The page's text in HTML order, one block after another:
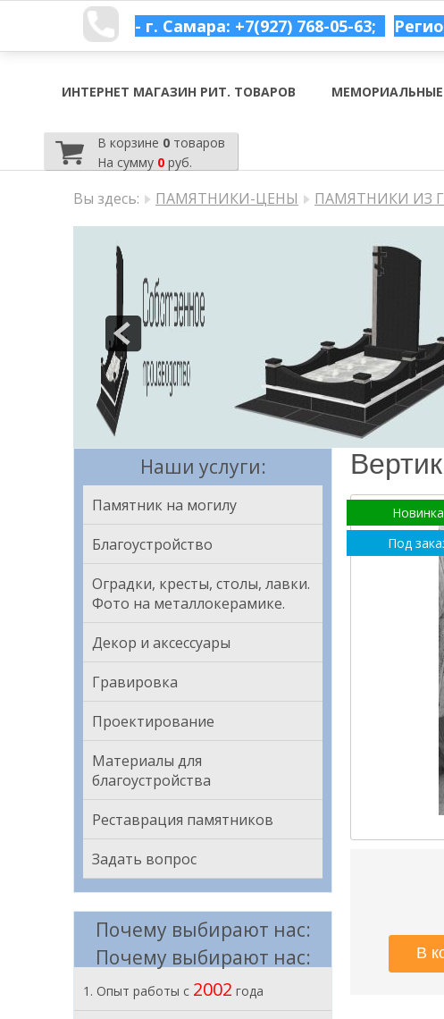
- г. Самара: +7(927) 768-05-63;
ИНТЕРНЕТ МАГАЗИН РИТ. ТОВАРОВ
В корзине 0товаров
На сумму 0руб.
Вы здесь: ПАМЯТНИКИ-ЦЕНЫ ПАМЯТНИКИ ИЗ
Наши услуги:
Памятник на могилу
Благоустройство
Оградки, кресты, столы, лавки.
Фото на металлокерамике.
Декор и аксессуары
Гравировка
Проектирование
Материалы для
благоустройства
Реставрация памятников
Задать вопрос
Почему выбирают нас:
Почему выбирают нас:
1. Опыт работы с 2002 года
Новинка
Под